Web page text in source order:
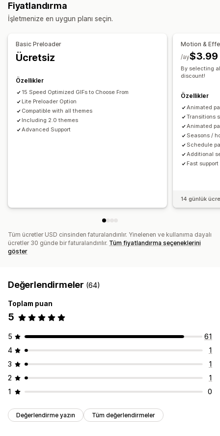
URL optimizasyonu
Hız optimizasyonu
İçerik optimizasyonu
Otomasyonlar
SEO puanı
Test
İmleç efekti
Özel animasyonlar
Etkileşimli analizler Sayfaya özgü efektler
Mobil duyarlı
Sonbahar
Cadılar bayramı
Yeni Yıl
İlkbahar Yaz Sevgililer Günü
Özel etkinlikler
Fiyatlandırma
İşletmenize en uygun planı seçin.
Basic Preloader
Ücretsiz
Özellikler
15 Speed Optimized GIFs to Choose From
Lite Preloader Option
Compatible with all themes
Including 2.0 themes
Advanced Support
Motion &
$3.99
/ay
By selecting
discount!
Özellikler
Animated
Transitions
Animated
Seasons /
Schedule
Additional
Fast support
14 günlük
Tüm ücretler USD cinsinden faturalandırılır. Yinelenen ve kullanıma dayalı
ücretler 30 günde bir faturalandırılır. Tüm fiyatlandırma seçeneklerini
göster
Değerlendirmeler (64)
Toplam puan
5
5
61
4
1
3
1
2
1
1
0
Değerlendirme yazın Tüm değerlendirmeler